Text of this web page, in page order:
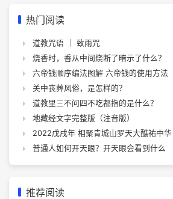
热门阅读
道教咒语 ｜ 致雨咒
烧香时，香从中间烧断了暗示了什么？
六帝钱顺序编法图解 六帝钱的使用方法
关中丧葬风俗，是怎样的？
道教里三不问四不吃都指的是什么？
地藏经文字完整版（注音版）
2022戊戌年 相聚青城山罗天大醮祐中华
普通人如何开天眼？开天眼会看到什么
推荐阅读